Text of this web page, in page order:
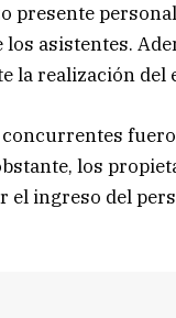
presente
los asistentes.
la realización del
los
ingreso del